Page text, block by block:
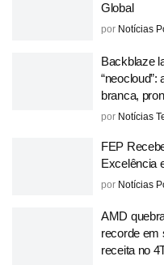
Global
por Notícias
Backblaze
branca,
por Notícias
FEP
Excelência
por Notícias
AMD
recorde em
receita no